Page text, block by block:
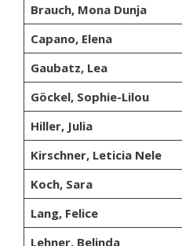
Brauch, Mona Dunja
Capano, Elena
Gaubatz, Lea
Göckel, Sophie-Lilou
Hiller, Julia
Kirschner, Leticia Nele
Koch, Sara
Lang, Felice
Lehner, Belinda